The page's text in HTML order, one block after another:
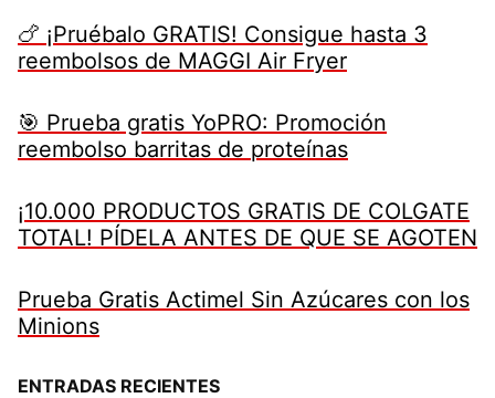
🍗 ¡Pruébalo GRATIS! Consigue hasta 3
reembolsos de MAGGI Air Fryer
🎯 Prueba gratis YoPRO: Promoción
reembolso barritas de proteínas
¡10.000 PRODUCTOS GRATIS DE COLGATE
TOTAL! PÍDELA ANTES DE QUE SE AGOTEN
Prueba Gratis Actimel Sin Azúcares con los
Minions
ENTRADAS RECIENTES